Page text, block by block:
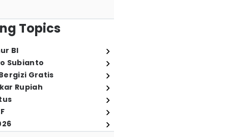
Topics
BI
Subianto
Gratis
Rupiah